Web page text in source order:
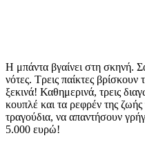
Η μπάντα βγαίνει στη σκηνή.
νότες. Τρεις παίκτες
ξεκινά! Καθημερινά, τρεις
κουπλέ και τα ρεφρέν της
τραγούδια, να απαντήσουν
5.000 ευρώ!